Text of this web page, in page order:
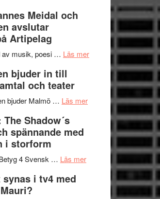
genrens
vidsträckta
Meidal och
avslutar
Artipelag
av musik, poesi … Läs merom
Hannes
Roland
Pöntinen
avslutar
Artipelag
bjuder in till
och teater
bjuder Malmö … Läs merom
Malmöfestivalen
Shadow´s
spännande med
i storform
4 Svensk … Läs merom
Filmrecension:
Shadow
i tv4 med